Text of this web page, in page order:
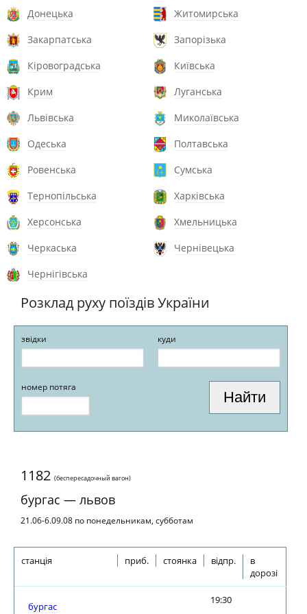
Донецька
Житомирська
Закарпатська
Запорізька
Кіровоградська
Київська
Крим
Луганська
Львівська
Миколаївська
Одеська
Полтавська
Ровенська
Сумська
Тернопільська
Харківська
Херсонська
Хмельницька
Черкаська
Чернівецька
Чернігівська
Розклад руху поїздів України
звідки куди
номер потяга
1182 (беспересадочный вагон)
бургас — львов
21.06-6.09.08 по понедельникам, субботам
станція приб. стоянка відпр.
в
дорозі
бургас
19:30